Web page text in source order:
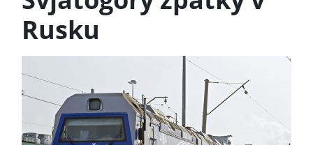
Rusku